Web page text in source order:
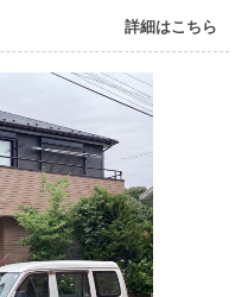
詳細はこちら